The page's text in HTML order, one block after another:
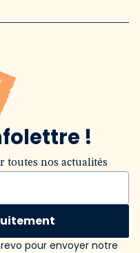
!
toutes nos actualités
pour envoyer notre